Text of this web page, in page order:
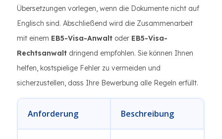
Übersetzungen vorlegen, wenn die Dokumente nicht auf
Englisch sind. Abschließend wird die Zusammenarbeit
mit einem EB5-Visa-Anwalt oder EB5-Visa-
Rechtsanwalt dringend empfohlen. Sie können Ihnen
helfen, kostspielige Fehler zu vermeiden und
sicherzustellen, dass Ihre Bewerbung alle Regeln erfüllt.
Anforderung Beschreibung